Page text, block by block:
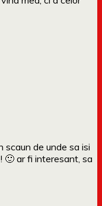
scaun de unde sa isi
🙂 ar fi interesant, sa